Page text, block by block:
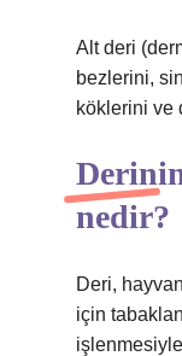
Alt deri
bezlerini,
köklerini ve
nedir?
Deri,
için